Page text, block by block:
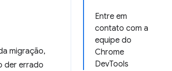
Entre em
contato com a
equipe do
Chrome
DevTools
migração,
der errado